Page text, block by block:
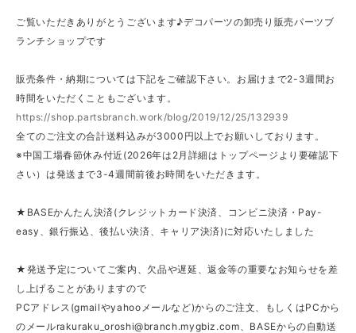
ご覧いただきありがとうございます♪デコパーツの卸売り販売パーツブ
ランチショップです
販売条件・納期については下記をご確認下さい。お届けまで2-3週間お
時間をいただくこともございます。
https://shop.partsbranch.work/blog/2019/12/25/132939
全てのご注文の合計送料込みが3000円以上でお願いしております。
※中国工場春節休み付近(2026年は2月詳細はトップページより要確認下
さい）は発送まで3-4週間前後お時間をいただきます。
★BASEかんたん決済(クレジットカード決済、コンビニ決済・Pay-
easy、銀行振込、後払い決済、キャリア決済)に対応いたしました
★発送予定についてご案内、欠品や遅延、返金等の重要なお知らせを差
し上げることがありますので
PCアドレス(gmailやyahooメールなど)からのご注文、もしくはPCから
のメールrakuraku_oroshi@branch.mygbiz.com 、BASEからの自動送